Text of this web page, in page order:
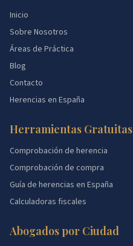
Inicio
Sobre Nosotros
Áreas de Práctica
Blog
Contacto
Herencias en España
Herramientas Gratuitas
Comprobación de herencia
Comprobación de compra
Guía de herencias en España
Calculadoras fiscales
Abogados por Ciudad